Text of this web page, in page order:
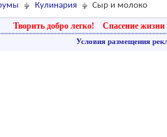
Кулинария Сыр и молоко
Творить добро легко! Спасение жизни
Условия размещения